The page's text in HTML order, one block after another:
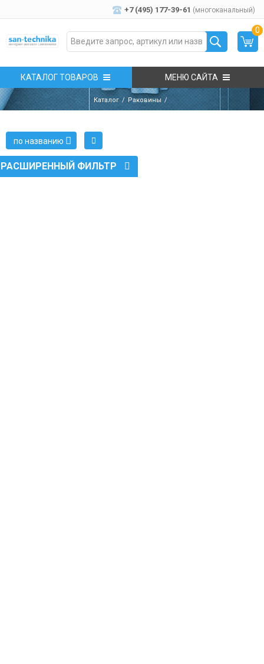
+7 (495) 177-39-61 (многоканальный)
0
КАТАЛОГ ТОВАРОВ МЕНЮ САЙТА
Каталог Раковины
РАСШИРЕННЫЙ ФИЛЬТР
по названию